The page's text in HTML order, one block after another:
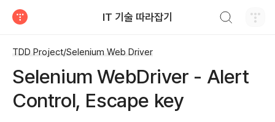
IT 기술 따라잡기
TDD Project/Selenium Web Driver
Selenium WebDriver - Alert
Control, Escape key